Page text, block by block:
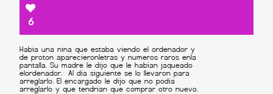
6